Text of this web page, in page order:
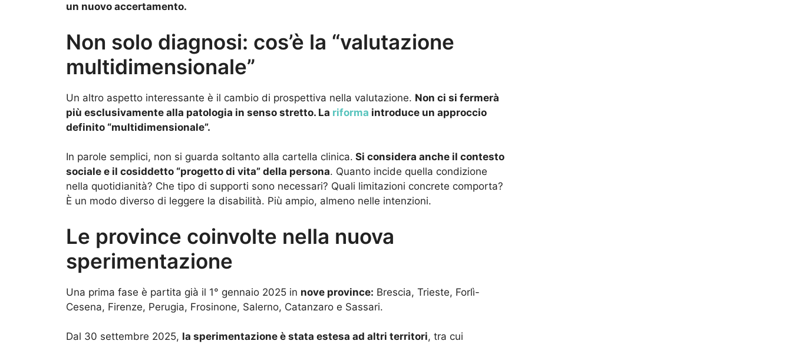
un nuovo accertamento.
Non solo diagnosi: cos’è la “valutazione
multidimensionale”
Un altro aspetto interessante è il cambio di prospettiva nella valutazione. Non ci si fermerà
più esclusivamente alla patologia in senso stretto. La riforma introduce un approccio
definito “multidimensionale”.
In parole semplici, non si guarda soltanto alla cartella clinica. Si considera anche il contesto
sociale e il cosiddetto “progetto di vita” della persona. Quanto incide quella condizione
nella quotidianità? Che tipo di supporti sono necessari? Quali limitazioni concrete comporta?
È un modo diverso di leggere la disabilità. Più ampio, almeno nelle intenzioni.
Le province coinvolte nella nuova
sperimentazione
Una prima fase è partita già il 1° gennaio 2025 in nove province: Brescia, Trieste, Forlì-
Cesena, Firenze, Perugia, Frosinone, Salerno, Catanzaro e Sassari.
Dal 30 settembre 2025, la sperimentazione è stata estesa ad altri territori, tra cui